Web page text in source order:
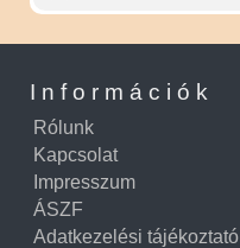
Információk
Rólunk
Kapcsolat
Impresszum
ÁSZF
Adatkezelési tájékoztató